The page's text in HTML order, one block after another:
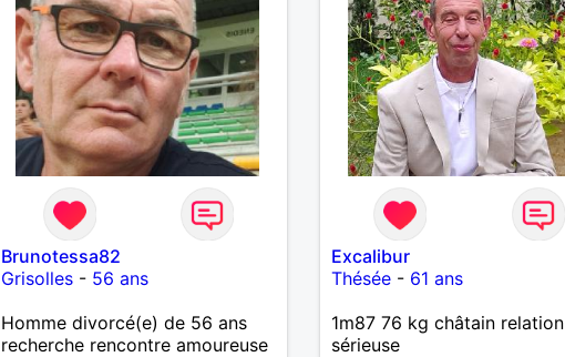
Brunotessa82
Grisolles- 56 ans
Homme divorcé(e) de 56 ans
recherche rencontre amoureuse
Excalibur
Thésée - 61 ans
1m87 76 kg châtain relation
sérieuse